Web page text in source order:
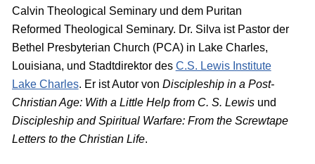
Calvin Theological Seminary und dem Puritan
Reformed Theological Seminary. Dr. Silva ist Pastor der
Bethel Presbyterian Church (PCA) in Lake Charles,
Louisiana, und Stadtdirektor des C.S. Lewis Institute
Lake Charles. Er ist Autor von Discipleship in a Post-
Christian Age: With a Little Help from C. S. Lewisund
Discipleship and Spiritual Warfare: From the Screwtape
Letters to the Christian Life.